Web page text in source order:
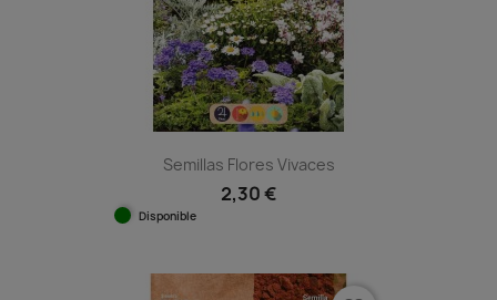
Semillas Flores Vivaces
2,30 €
Disponible